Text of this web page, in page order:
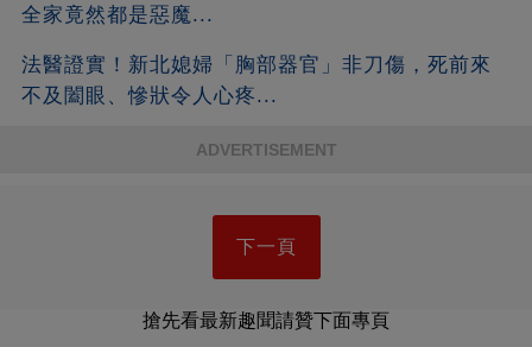
全家竟然都是惡魔...
法醫證實！新北媳婦「胸部器官」非刀傷，死前來
不及闔眼、慘狀令人心疼...
ADVERTISEMENT
下一頁
搶先看最新趣聞請贊下面專頁